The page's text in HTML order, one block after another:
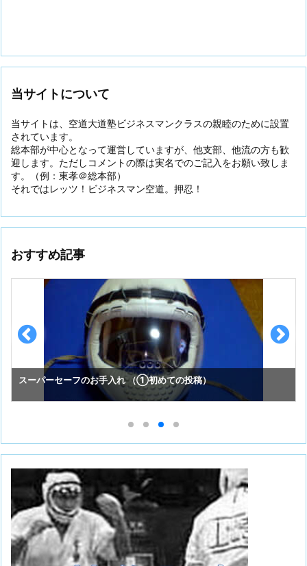
当サイトについて
当サイトは、空道大道塾ビジネスマンクラスの親睦のために設置
されています。
総本部が中心となって運営していますが、他支部、他流の方も歓
迎します。ただしコメントの際は実名でのご記入をお願い致しま
す。（例：東孝＠総本部）
それではレッツ！ビジネスマン空道。押忍！
おすすめ記事
スーパーセーフのお手入れ （①初めての投稿）